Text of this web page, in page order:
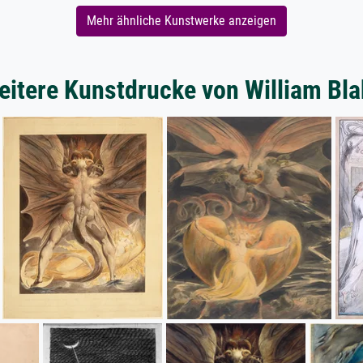
Mehr ähnliche Kunstwerke anzeigen
Kunstdrucke von William